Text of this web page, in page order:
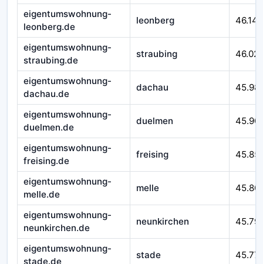
eigentumswohnung-
leonberg.de
leonberg 46.143
eigentumswohnung-
straubing.de
straubing
eigentumswohnung-
dachau.de
dachau
eigentumswohnung-
duelmen.de
duelmen
eigentumswohnung-
freising.de
freising
eigentumswohnung-
melle.de
melle
eigentumswohnung-
neunkirchen.de
neunkirchen
eigentumswohnung-
stade.de
stade